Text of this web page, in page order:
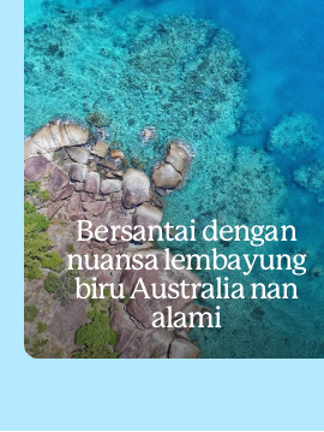
Bersantai dengan
nuansa lembayung
biru Australia nan
alami